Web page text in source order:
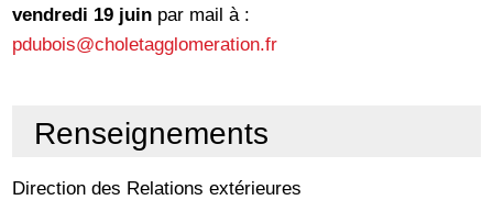
vendredi 19 juin par mail à :
pdubois@choletagglomeration.fr
Renseignements
Direction des Relations extérieures